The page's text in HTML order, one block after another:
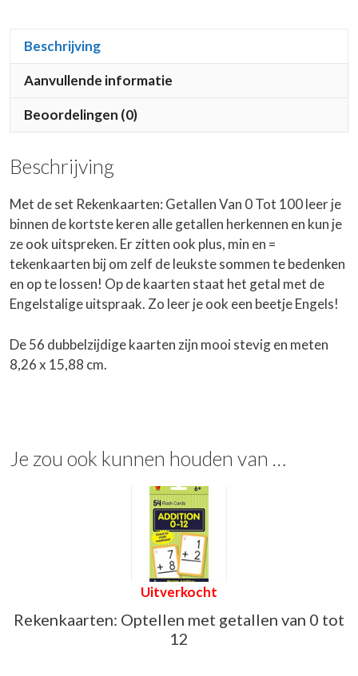
Beschrijving
Aanvullende informatie
Beoordelingen (0)
Beschrijving
Met de set Rekenkaarten: Getallen Van 0 Tot 100 leer je
binnen de kortste keren alle getallen herkennen en kun je
ze ook uitspreken. Er zitten ook plus, min en =
tekenkaarten bij om zelf de leukste sommen te bedenken
en op te lossen! Op de kaarten staat het getal met de
Engelstalige uitspraak. Zo leer je ook een beetje Engels!
De 56 dubbelzijdige kaarten zijn mooi stevig en meten
8,26 x 15,88 cm.
Je zou ook kunnen houden van …
Uitverkocht
Rekenkaarten: Optellen met getallen van 0 tot
12